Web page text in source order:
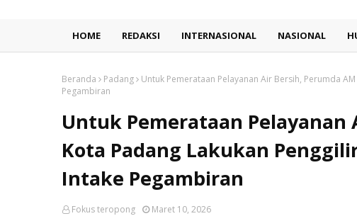
HOME REDAKSI INTERNASIONAL NASIONAL
Beranda Padang
Untuk Pemerataan Pelayanan Air Bersih, Perumda
Pegambiran
Untuk Pemerataan Pelayanan
Kota Padang Lakukan
Intake Pegambiran
Fokus teropong Maret 10, 2026